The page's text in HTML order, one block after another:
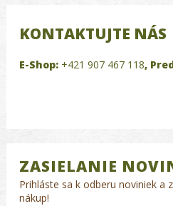
KONTAKTUJTE NÁS
E-Shop: +421 907 467 118,
ZASIELANIE
Prihláste sa k odberu noviniek a
nákup!